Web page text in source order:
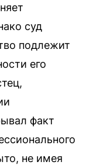
суд
подлежит
его
факт
не имея